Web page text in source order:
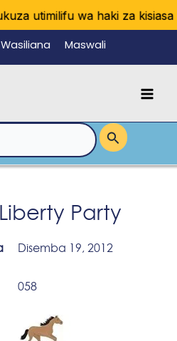
utimilifu wa haki za kisiasa
Wasiliana Maswali
Party
Disemba 19, 2012
058